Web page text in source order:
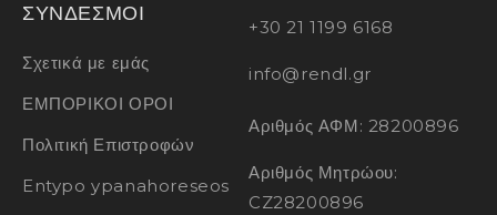
ΣΥΝΔΕΣΜΟΙ
Σχετικά με εμάς
ΕΜΠΟΡΙΚΟΙ ΟΡΟΙ
Πολιτική Επιστροφών
Entypo ypanahoreseos
+30 21 1199 6168
info@rendl.gr
Αριθμός ΑΦΜ: 28200896
Αριθμός Μητρώου:
CZ28200896